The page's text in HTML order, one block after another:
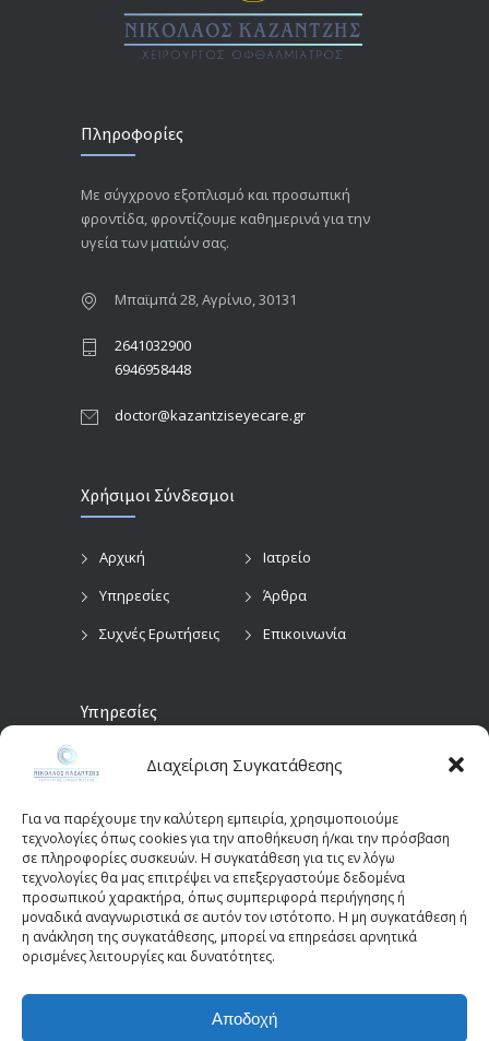
Διαχείριση Συγκατάθεσης
Για να παρέχουμε την καλύτερη εμπειρία, χρησιμοποιούμε
τεχνολογίες όπως cookies για την αποθήκευση ή/και την πρόσβαση
σε πληροφορίες συσκευών. Η συγκατάθεση για τις εν λόγω
τεχνολογίες θα μας επιτρέψει να επεξεργαστούμε δεδομένα
προσωπικού χαρακτήρα, όπως συμπεριφορά περιήγησης ή
μοναδικά αναγνωριστικά σε αυτόν τον ιστότοπο. Η μη συγκατάθεση ή
η ανάκληση της συγκατάθεσης, μπορεί να επηρεάσει αρνητικά
ορισμένες λειτουργίες και δυνατότητες.
Αποδοχή
Πληροφορίες
Με σύγχρονο εξοπλισμό και προσωπική
φροντίδα, φροντίζουμε καθημερινά για την
υγεία των ματιών σας.
Μπαϊμπά 28, Αγρίνιο, 30131
2641032900
6946958448
doctor@kazantziseyecare.gr
Χρήσιμοι Σύνδεσμοι
Αρχική
Ιατρείο
Υπηρεσίες
Άρθρα
Συχνές Ερωτήσεις
Επικοινωνία
Υπηρεσίες
Προληπτικός
Έλεγχος
Διαγνωστικές
Χειρουργικές
Επεμβάσεις Οφθαλμών
Οπτικά Πεδία
(Perimetry)
Παιδοοφθαλμολογία
Οπτική Τομογραφία
Συνοχής (OCT)
© 2025 - kazantziseyecare.gr -